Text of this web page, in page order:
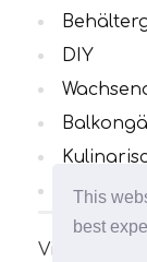
This
best
Viele
DIY
Alle